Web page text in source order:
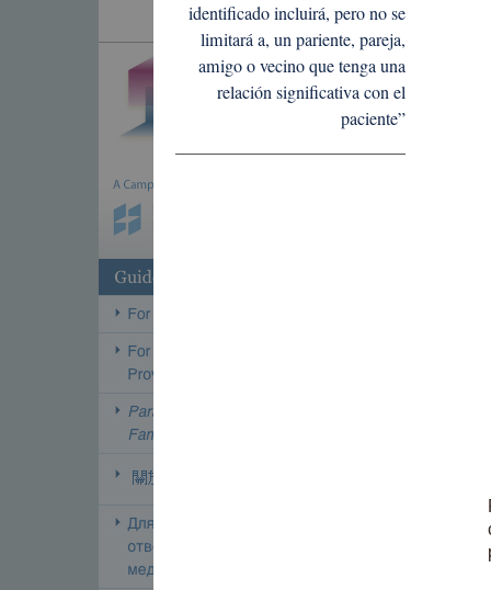
identificado incluirá, pero no se
limitará a, un pariente, pareja,
amigo o vecino que tenga una
relación significativa con el
paciente”